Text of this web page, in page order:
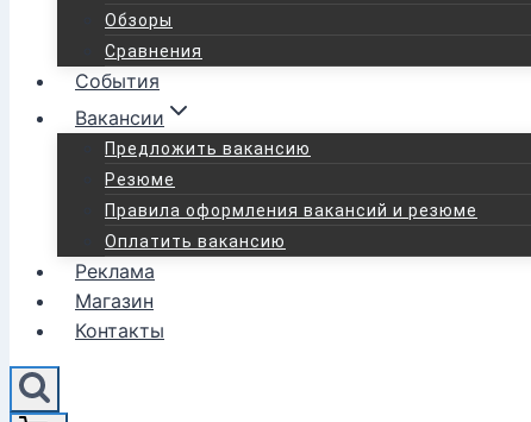
Обзоры
Сравнения
События
Вакансии
Предложить вакансию
Резюме
Правила оформления вакансий и резюме
Оплатить вакансию
Реклама
Магазин
Контакты